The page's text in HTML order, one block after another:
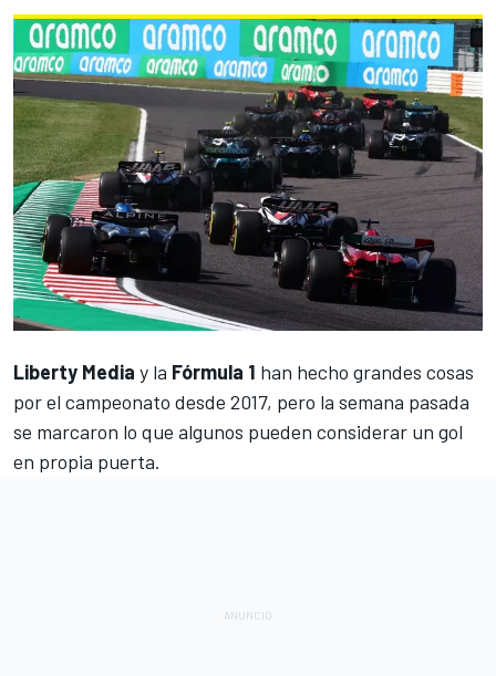
Liberty Media y la Fórmula 1 han hecho grandes cosas
por el campeonato desde 2017, pero la semana pasada
se marcaron lo que algunos pueden considerar un gol
en propia puerta.